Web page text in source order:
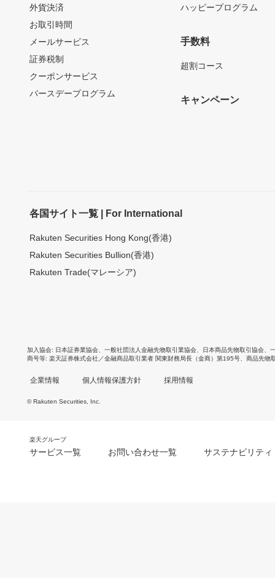
外貨決済
お取引時間
メールサービス
証券税制
クーポンサービス
バースデープログラム
ハッピープログラム
手数料
超割コース
キャンペーン
各国サイト一覧 | For International
Rakuten Securities Hong Kong(香港)
Rakuten Securities Bullion(香港)
Rakuten Trade(マレーシア)
加入協会 日本証券業協会 一般社団法人金融先物取引業協会 日本商品先物取引協会
商号等 楽天証券株式会社／金融商品取引業者 関東財務局長（金商）第195号、商品先物
企業情報 個人情報保護方針 採用情報
© Rakuten Securities, Inc.
楽天グループ
サービス一覧 お問い合わせ一覧 サステナビリティ